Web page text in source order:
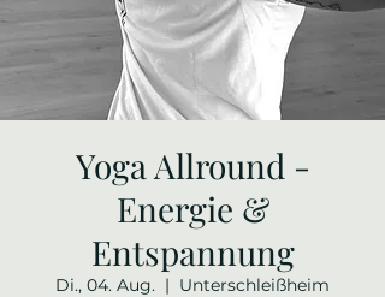
Yoga Allround -
Energie &
Entspannung
Di., 04. Aug.
  |
Unterschleißheim